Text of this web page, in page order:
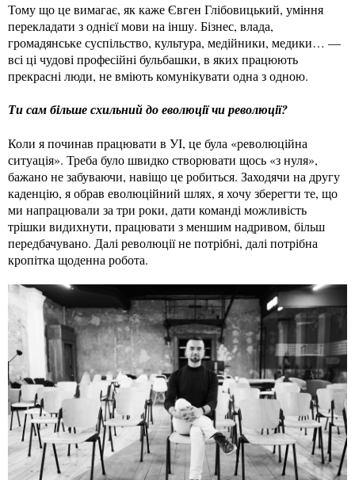
Тому що це вимагає, як каже Євген Глібовицький, уміння
перекладати з однієї мови на іншу. Бізнес, влада,
громадянське суспільство, культура, медійники, медики… —
всі ці чудові професійні бульбашки, в яких працюють
прекрасні люди, не вміють комунікувати одна з одною.
Ти сам більше схильний до еволюції чи революції?
Коли я починав працювати в УІ, це була «революційна
ситуація». Треба було швидко створювати щось «з нуля»,
бажано не забуваючи, навіщо це робиться. Заходячи на другу
каденцію, я обрав еволюційний шлях, я хочу зберегти те, що
ми напрацювали за три роки, дати команді можливість
трішки видихнути, працювати з меншим надривом, більш
передбачувано. Далі революції не потрібні, далі потрібна
кропітка щоденна робота.